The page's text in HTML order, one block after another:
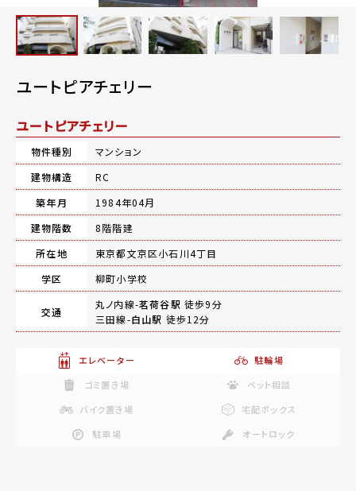
ユートピアチェリー
ユートピアチェリー
物件種別
マンション
建物構造
RC
築年月
1984年04月
建物階数
8階階建
所在地
東京都文京区小石川4丁目
学区
柳町小学校
交通
丸ノ内線-茗荷谷駅 徒歩9分
三田線-白山駅 徒歩12分
エレベーター
駐輪場
ゴミ置き場
ペット相談
バイク置き場
宅配ボックス
駐車場
オートロック